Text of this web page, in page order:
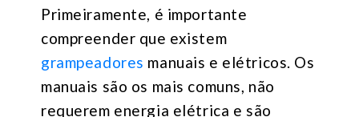
Primeiramente, é importante
compreender que existem
grampeadores manuais e elétricos. Os
manuais são os mais comuns, não
requerem energia elétrica e são